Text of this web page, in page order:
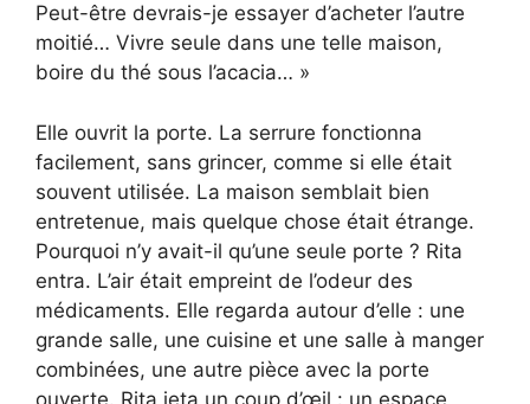
Peut-être devrais-je essayer d’acheter l’autre
moitié… Vivre seule dans une telle maison,
boire du thé sous l’acacia… »
Elle ouvrit la porte. La serrure fonctionna
facilement, sans grincer, comme si elle était
souvent utilisée. La maison semblait bien
entretenue, mais quelque chose était étrange.
Pourquoi n’y avait-il qu’une seule porte ? Rita
entra. L’air était empreint de l’odeur des
médicaments. Elle regarda autour d’elle : une
grande salle, une cuisine et une salle à manger
combinées, une autre pièce avec la porte
ouverte. Rita jeta un coup d’œil : un espace